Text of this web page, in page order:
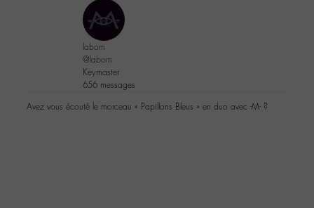
labom
@labom
Keymaster
656 messages
Avez vous écouté le morceau « Papillons Bleus » en duo avec -M- ?